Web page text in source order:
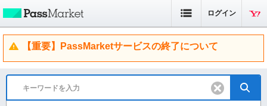
ログイン
【重要】PassMarketサービスの終了について